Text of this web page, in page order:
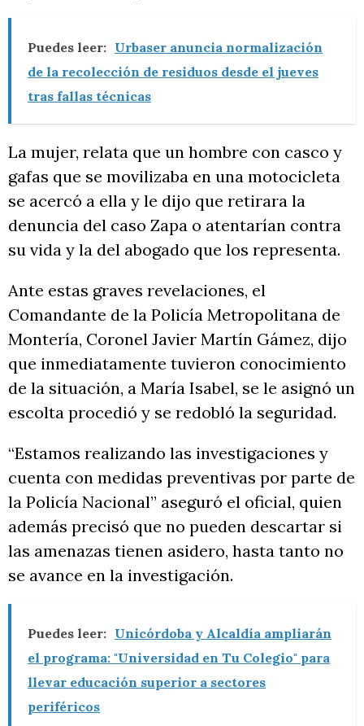
Puedes leer: Urbaser anuncia normalización
de la recolección de residuos desde el jueves
tras fallas técnicas
La mujer, relata que un hombre con casco y
gafas que se movilizaba en una motocicleta
se acercó a ella y le dijo que retirara la
denuncia del caso Zapa o atentarían contra
su vida y la del abogado que los representa.
Ante estas graves revelaciones, el
Comandante de la Policía Metropolitana de
Montería, Coronel Javier Martín Gámez, dijo
que inmediatamente tuvieron conocimiento
de la situación, a María Isabel, se le asignó un
escolta procedió y se redobló la seguridad.
“Estamos realizando las investigaciones y
cuenta con medidas preventivas por parte de
la Policía Nacional” aseguró el oficial, quien
además precisó que no pueden descartar si
las amenazas tienen asidero, hasta tanto no
se avance en la investigación.
Puedes leer: Unicórdoba y Alcaldía ampliarán
el programa: "Universidad en Tu Colegio" para
llevar educación superior a sectores
periféricos